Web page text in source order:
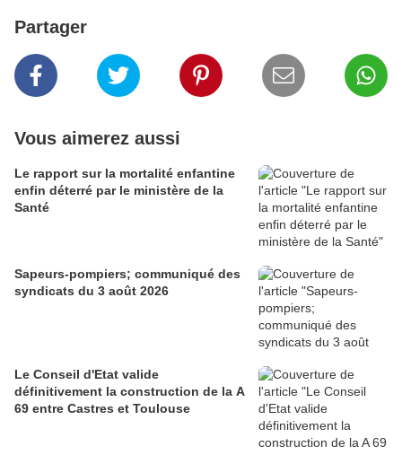
Partager
Vous aimerez aussi
Le rapport sur la mortalité enfantine
enfin déterré par le ministère de la
Santé
Sapeurs-pompiers; communiqué des
syndicats du 3 août 2026
Le Conseil d'Etat valide
définitivement la construction de la A
69 entre Castres et Toulouse